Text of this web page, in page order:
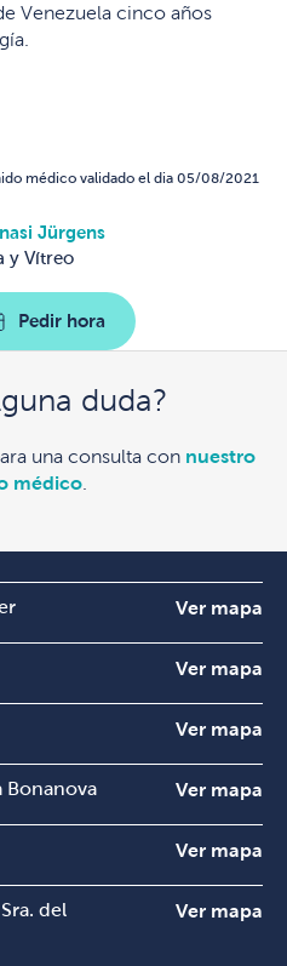
Venezuela cinco años
médico validado el dia 05/08/2021
Jürgens
y Vítreo
Pedir hora
duda?
una consulta con nuestro
médico
Ver mapa
Ver mapa
Ver mapa
Ver mapa
Ver mapa
del
Ver mapa